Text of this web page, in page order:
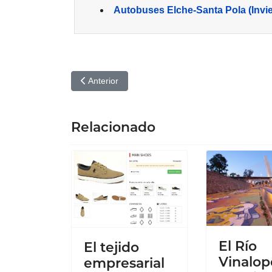
Autobuses Elche-Santa Pola
Artículo anterior: Iniciativa solidaria «Elche se
Anterior
Relacionado
El tejido
empresarial
El Río